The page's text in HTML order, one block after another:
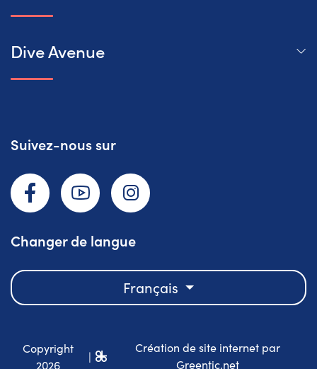
Dive Avenue
Suivez-nous sur
Changer de langue
Français
Copyright
2026
|
Création de site internet par
Greentic.net